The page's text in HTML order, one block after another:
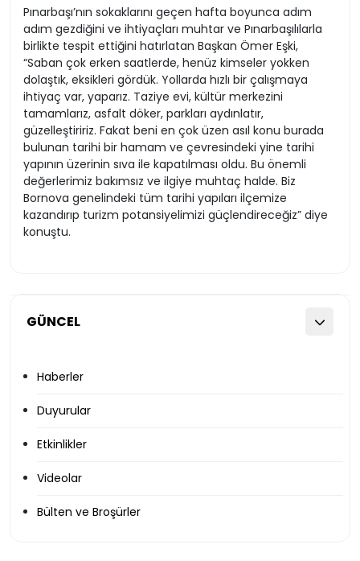
GÜNCEL
Haberler
Duyurular
Etkinlikler
Videolar
Bülten ve Broşürler
Pınarbaşı’nın sokaklarını geçen hafta boyunca adım
adım gezdiğini ve ihtiyaçları muhtar ve Pınarbaşılılarla
birlikte tespit ettiğini hatırlatan Başkan Ömer Eşki,
“Saban çok erken saatlerde, henüz kimseler yokken
dolaştık, eksikleri gördük. Yollarda hızlı bir çalışmaya
ihtiyaç var, yaparız. Taziye evi, kültür merkezini
tamamlarız, asfalt döker, parkları aydınlatır,
güzelleştiririz. Fakat beni en çok üzen asıl konu burada
bulunan tarihi bir hamam ve çevresindeki yine tarihi
yapının üzerinin sıva ile kapatılması oldu. Bu önemli
değerlerimiz bakımsız ve ilgiye muhtaç halde. Biz
Bornova genelindeki tüm tarihi yapıları ilçemize
kazandırıp turizm potansiyelimizi güçlendireceğiz” diye
konuştu.